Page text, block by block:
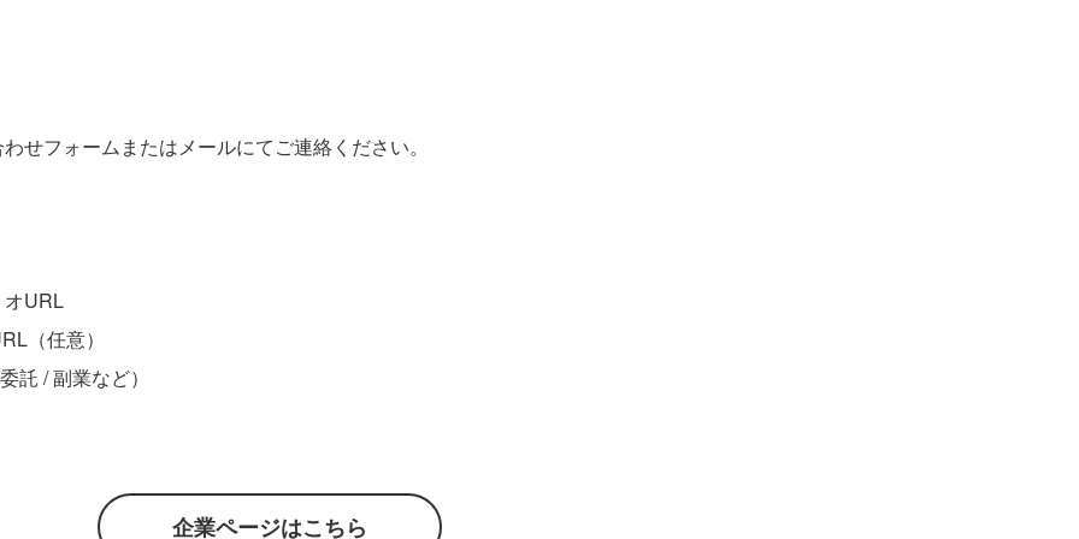
せフォームまたはメールにてご連絡ください。
URL
（任意）
託 / 副業など）
企業ページはこちら